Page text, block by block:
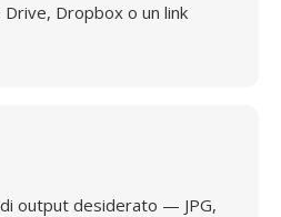
Dropbox o un link
output desiderato — JPG,